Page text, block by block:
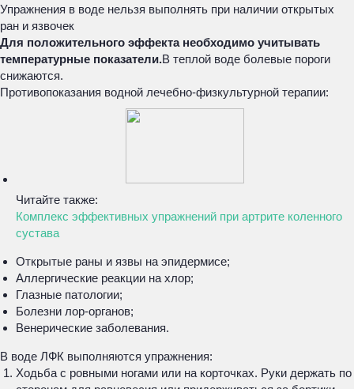
Упражнения в воде нельзя выполнять при наличии открытых
ран и язвочек
Для положительного эффекта необходимо учитывать
температурные показатели.В теплой воде болевые пороги
снижаются.
Противопоказания водной лечебно-физкультурной терапии:
Читайте также:
Комплекс эффективных упражнений при артрите коленного
сустава
Открытые раны и язвы на эпидермисе;
Аллергические реакции на хлор;
Глазные патологии;
Болезни лор-органов;
Венерические заболевания.
В воде ЛФК выполняются упражнения:
Ходьба с ровными ногами или на корточках. Руки держать по